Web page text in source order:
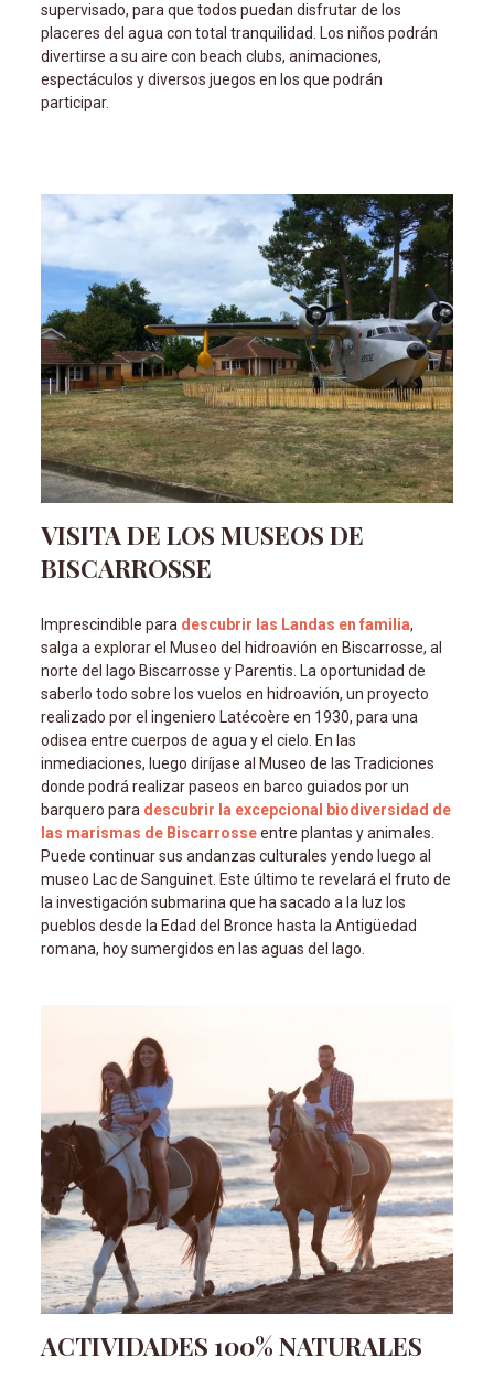
supervisado, para que todos puedan disfrutar de los
placeres del agua con total tranquilidad. Los niños podrán
divertirse a su aire con beach clubs, animaciones,
espectáculos y diversos juegos en los que podrán
participar.
VISITA DE LOS MUSEOS DE
BISCARROSSE
Imprescindible para descubrir las Landas en familia,
salga a explorar el Museo del hidroavión en Biscarrosse, al
norte del lago Biscarrosse y Parentis. La oportunidad de
saberlo todo sobre los vuelos en hidroavión, un proyecto
realizado por el ingeniero Latécoère en 1930, para una
odisea entre cuerpos de agua y el cielo. En las
inmediaciones, luego diríjase al Museo de las Tradiciones
donde podrá realizar paseos en barco guiados por un
barquero para descubrir la excepcional biodiversidad de
las marismas de Biscarrosseentre plantas y animales.
Puede continuar sus andanzas culturales yendo luego al
museo Lac de Sanguinet. Este último te revelará el fruto de
la investigación submarina que ha sacado a la luz los
pueblos desde la Edad del Bronce hasta la Antigüedad
romana, hoy sumergidos en las aguas del lago.
ACTIVIDADES 100% NATURALES